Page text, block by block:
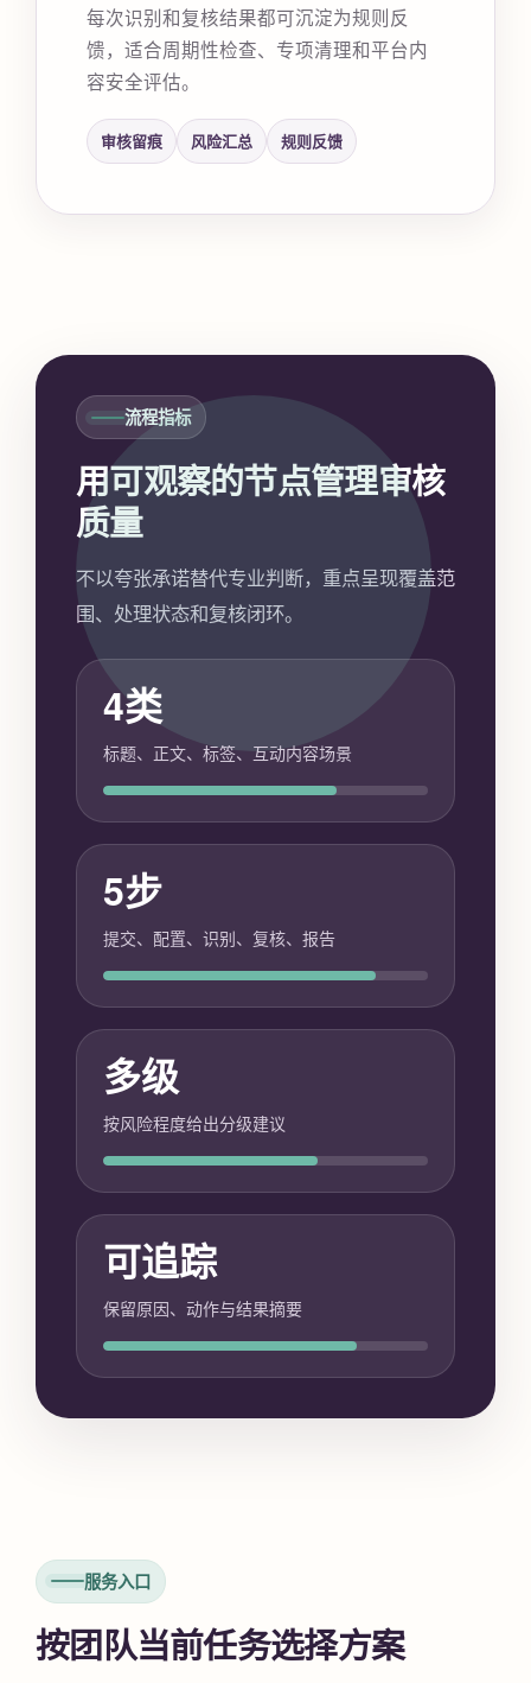
每次识别和复核结果都可沉淀为规则反
馈，适合周期性检查、专项清理和平台内
容安全评估。
审核留痕 风险汇总 规则反馈
流程指标
用可观察的节点管理审核
质量
不以夸张承诺替代专业判断，重点呈现覆盖范
围、处理状态和复核闭环。
4类
标题、正文、标签、互动内容场景
5步
提交、配置、识别、复核、报告
多级
按风险程度给出分级建议
可追踪
保留原因、动作与结果摘要
服务入口
按团队当前任务选择方案